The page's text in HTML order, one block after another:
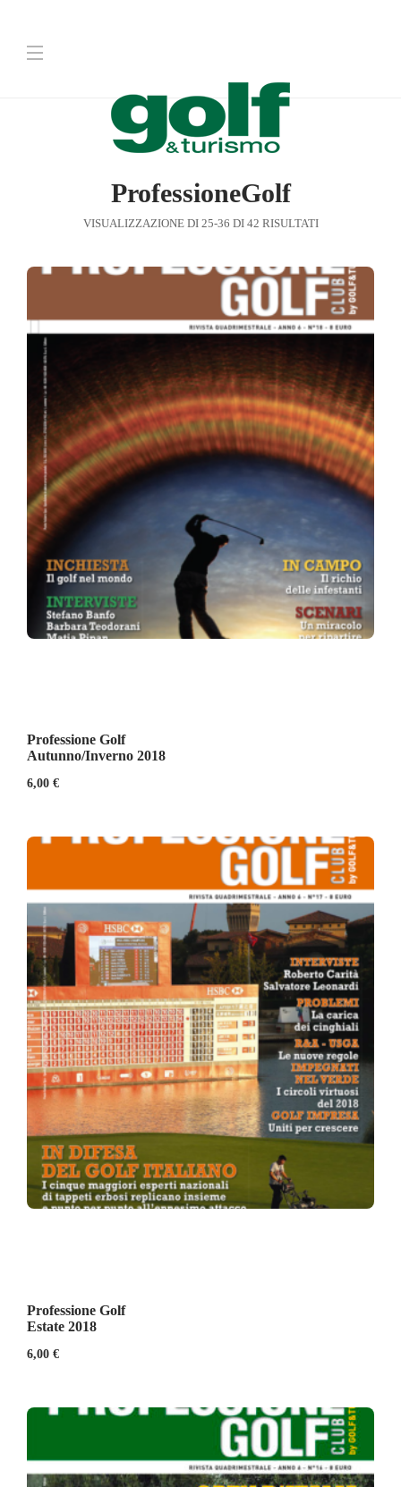
ProfessioneGolf
VISUALIZZAZIONE DI 25-36 DI 42 RISULTATI
Professione Golf
Autunno/Inverno 2018
6,00 €
Professione Golf
Estate 2018
6,00 €